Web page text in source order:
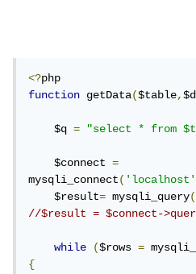
<?
function getData($table,
    $q
= "select * from
    $connect
=
mysqli_connect(
    $result
= mysqli_query
//$result = $connect-
while ($rows =
{